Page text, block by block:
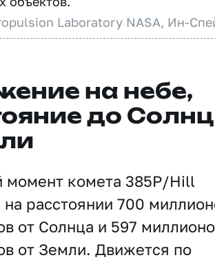
Laboratory NASA, Ин-
на небе,
до
момент комета 385P/Hill
на расстоянии 700
от Солнца и 597
от Земли. Движется по